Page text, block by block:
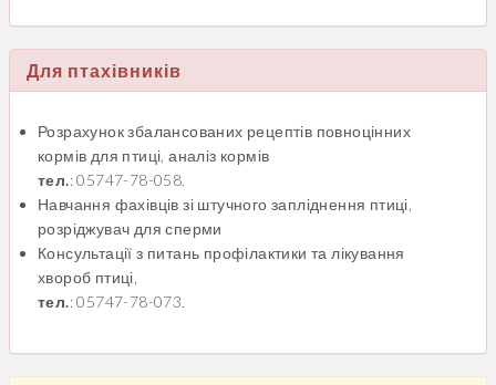
Для птахівників
Розрахунок збалансованих рецептів повноцінних
кормів для птиці, аналіз кормів
тел.: 05747-78-058.
Навчання фахівців зі штучного запліднення птиці,
розріджувач для сперми
Консультації з питань профілактики та лікування
хвороб птиці,
тел.: 05747-78-073.